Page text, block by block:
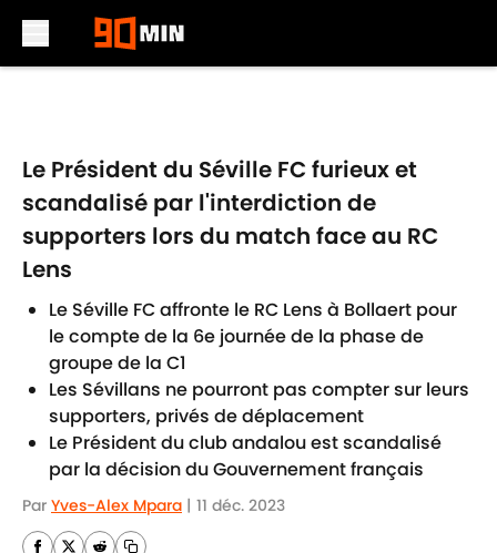
Le Président du Séville FC furieux et
scandalisé par l'interdiction de
supporters lors du match face au RC
Lens
Le Séville FC affronte le RC Lens à Bollaert pour
le compte de la 6e journée de la phase de
groupe de la C1
Les Sévillans ne pourront pas compter sur leurs
supporters, privés de déplacement
Le Président du club andalou est scandalisé
par la décision du Gouvernement français
Par Yves-Alex Mpara | 11 déc. 2023